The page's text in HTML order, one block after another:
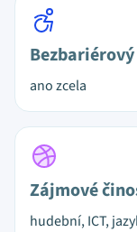
ano zcela
Zájmové
hudební, ICT,